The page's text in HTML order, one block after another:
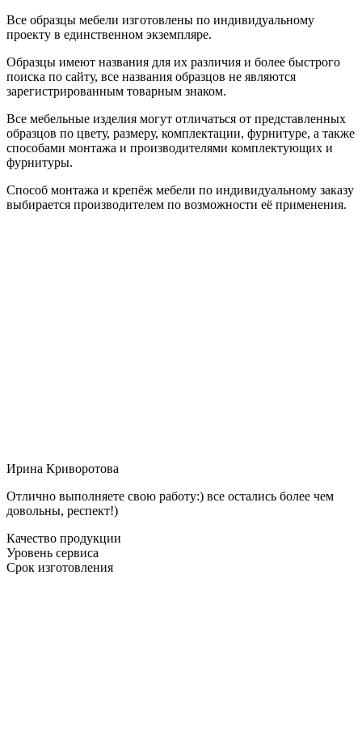
Все образцы мебели изготовлены по индивидуальному
проекту в единственном экземпляре.
Образцы имеют названия для их различия и более быстрого
поиска по сайту, все названия образцов не являются
зарегистрированным товарным знаком.
Все мебельные изделия могут отличаться от представленных
образцов по цвету, размеру, комплектации, фурнитуре, а также
способами монтажа и производителями комплектующих и
фурнитуры.
Способ монтажа и крепёж мебели по индивидуальному заказу
выбирается производителем по возможности её применения.
Ирина Криворотова
Отлично выполняете свою работу:) все остались более чем
довольны, респект!)
Качество продукции
Уровень сервиса
Срок изготовления